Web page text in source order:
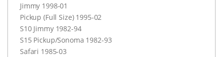
Jimmy 1998-01
Pickup (Full Size) 1995-02
S10 Jimmy 1982-94
S15 Pickup/Sonoma 1982-93
Safari 1985-03